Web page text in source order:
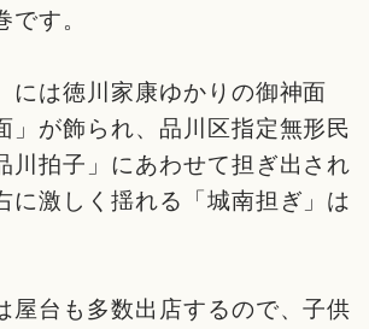
す。
には徳川家康ゆかりの御神面
」が飾られ、品川区指定無形民
川拍子」にあわせて担ぎ出され
に激しく揺れる「城南担ぎ」は
屋台も多数出店するので、子供